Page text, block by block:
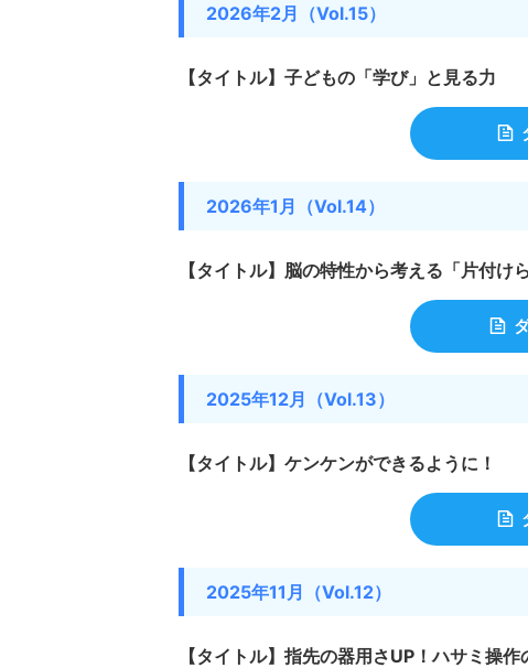
2026年2月（Vol.15）
【タイトル】子どもの「学び」と見る力
2026年1月（Vol.14）
【タイトル】脳の特性から考える「片付け
2025年12月（Vol.13）
【タイトル】ケンケンができるように！
2025年11月（Vol.12）
【タイトル】指先の器用さUP！ハサミ操